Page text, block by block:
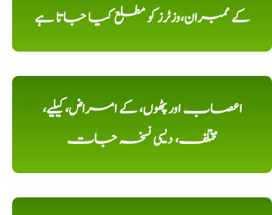
کے ممبران،وزٹرز کو مطلع کیا جاتا ہے
اعصاب اور پٹھوں، کے امراض، کیلیے،
مختلف، دیسی نسخہ جات